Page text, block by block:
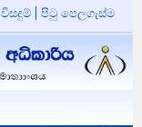
පිටු පෙලගැස්ම